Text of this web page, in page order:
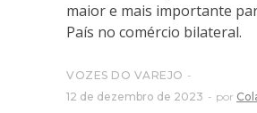
maior e mais importante
País no comércio bilateral.
VOZES DO VAREJO
12 de dezembro de 2023
por